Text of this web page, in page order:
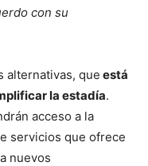
con su
alternativas, que está
la estadía.
acceso a la
servicios que ofrece
nuevos